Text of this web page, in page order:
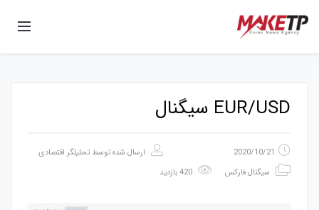
EUR/USD سیگنال
2020/10/21 ارسال شده توسط تحلیلگر اقتصادی
سیگنال فارکس